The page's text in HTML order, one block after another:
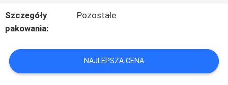
KONTROLA
JAKOŚCI
Szczegóły
pakowania:
Pozostałe
NAJLEPSZA CENA